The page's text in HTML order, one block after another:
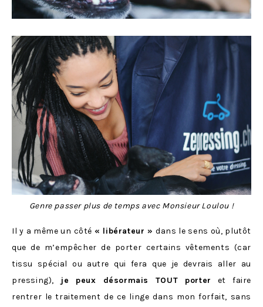
Genre passer plus de temps avec Monsieur Loulou !
Il y a même un côté « libérateur » dans le sens où, plutôt
que de m’empêcher de porter certains vêtements (car
tissu spécial ou autre qui fera que je devrais aller au
pressing),
je peux désormais TOUT porter
et faire
rentrer le traitement de ce linge dans mon forfait, sans